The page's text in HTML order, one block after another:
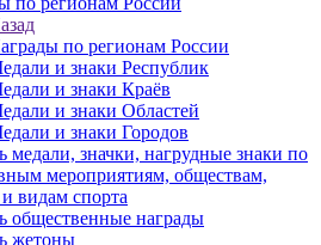
по регионам России
и знаки Республик
и знаки Краёв
и знаки Областей
и знаки Городов
медали, значки, нагрудные знаки по
мероприятиям, обществам,
видам спорта
общественные награды
жетоны